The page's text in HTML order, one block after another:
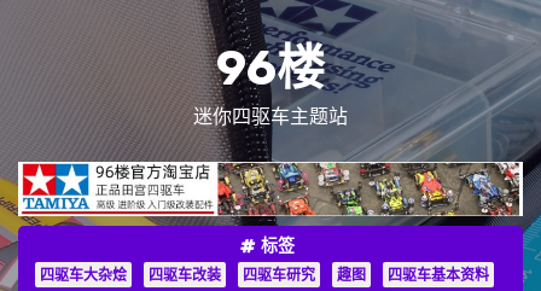
96楼
迷你四驱车主题站
标签
四驱车大杂烩 四驱车改装 四驱车研究 趣图
四驱车基本资料